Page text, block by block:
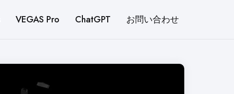
VEGAS Pro ChatGPT お問い合わせ